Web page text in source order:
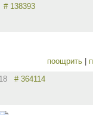
# 138393
поощрить
# 364114